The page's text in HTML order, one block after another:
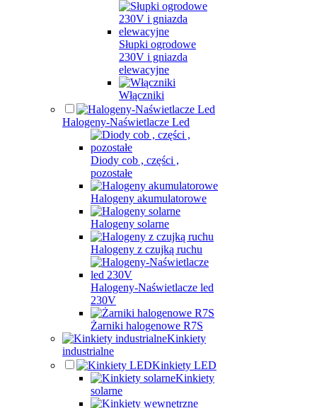
Słupki ogrodowe
230V i gniazda
elewacyjne
Włączniki
Halogeny-Naświetlacze Led
Diody cob , części ,
pozostałe
Halogeny akumulatorowe
Halogeny solarne
Halogeny z czujką ruchu
Halogeny-Naświetlacze led
230V
Żarniki halogenowe R7S
Kinkiety
industrialne
Kinkiety LED
Kinkiety
solarne